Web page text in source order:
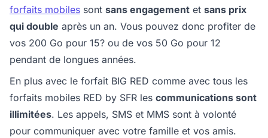
forfaits mobiles sont sans engagement et sans prix
qui double après un an. Vous pouvez donc profiter de
vos 200 Go pour 15? ou de vos 50 Go pour 12
pendant de longues années.
En plus avec le forfait BIG RED comme avec tous les
forfaits mobiles RED by SFR les communications sont
illimitées. Les appels, SMS et MMS sont à volonté
pour communiquer avec votre famille et vos amis.